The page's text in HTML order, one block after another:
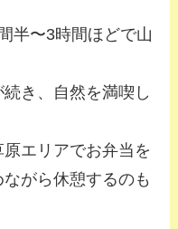
半〜3時間ほどで山
き、自然を満喫し
エリアでお弁当を
がら休憩するのも